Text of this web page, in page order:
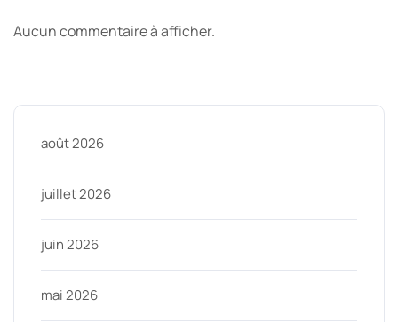
Aucun commentaire à afficher.
août 2026
juillet 2026
juin 2026
mai 2026